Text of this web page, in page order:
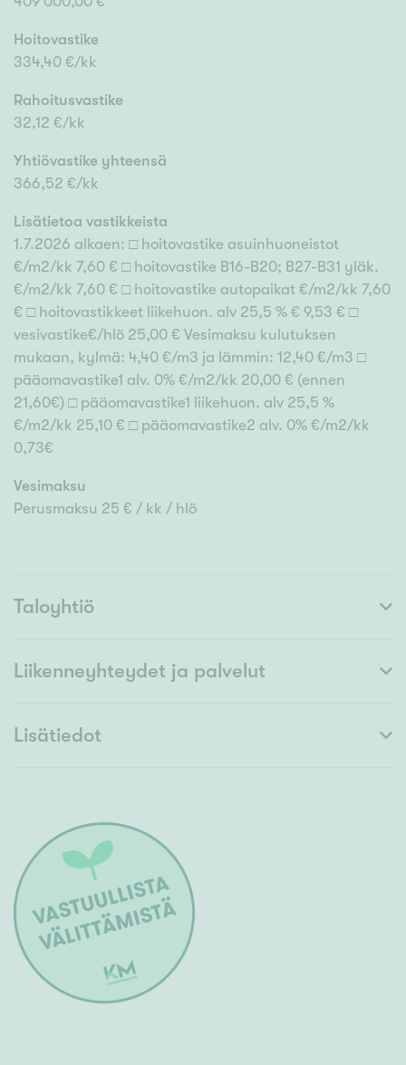
Hoitovastike
334,40 €/kk
Rahoitusvastike
32,12 €/kk
Yhtiövastike yhteensä
366,52 €/kk
Lisätietoa vastikkeista
1.7.2026 alkaen: □ hoitovastike asuinhuoneistot
€/m2/kk 7,60 € □ hoitovastike B16-B20; B27-B31 yläk.
€/m2/kk 7,60 € □ hoitovastike autopaikat €/m2/kk 7,60
€ □ hoitovastikkeet liikehuon. alv 25,5 % € 9,53 € □
vesivastike€/hlö 25,00 € Vesimaksu kulutuksen
mukaan, kylmä: 4,40 €/m3 ja lämmin: 12,40 €/m3 □
pääomavastike1 alv. 0% €/m2/kk 20,00 € (ennen
21,60€) □ pääomavastike1 liikehuon. alv 25,5 %
€/m2/kk 25,10 € □ pääomavastike2 alv. 0% €/m2/kk
0,73€
Vesimaksu
Perusmaksu 25 € / kk / hlö
Taloyhtiö
Liikenneyhteydet ja palvelut
Lisätiedot